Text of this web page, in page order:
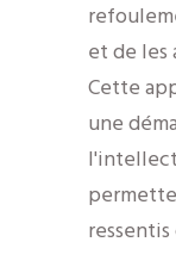
et de
Cette
une